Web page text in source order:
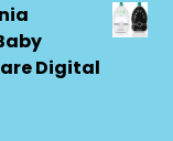
Digital